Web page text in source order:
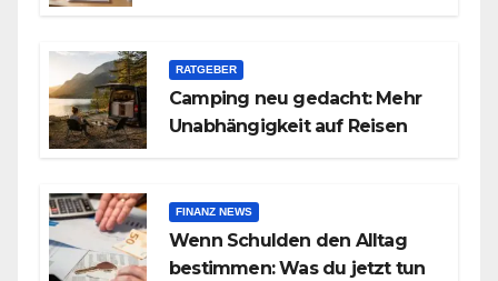
RATGEBER
Camping neu gedacht: Mehr
Unabhängigkeit auf Reisen
FINANZ NEWS
Wenn Schulden den Alltag
bestimmen: Was du jetzt tun